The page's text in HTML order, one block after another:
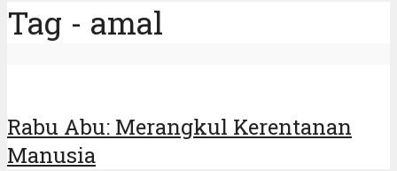
Tag - amal
Rabu Abu: Merangkul Kerentanan
Manusia